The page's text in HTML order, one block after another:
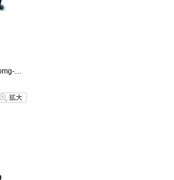
Oh My Glasses TOKYO Teresa omg-152-MBK-50
拡大